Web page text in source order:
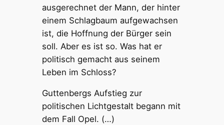
ausgerechnet der Mann, der hinter
einem Schlagbaum aufgewachsen
ist, die Hoffnung der Bürger sein
soll. Aber es ist so. Was hat er
politisch gemacht aus seinem
Leben im Schloss?
Guttenbergs Aufstieg zur
politischen Lichtgestalt begann mit
dem Fall Opel. (…)